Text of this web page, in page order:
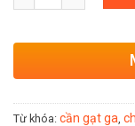
Từ khóa: cần gạt ga